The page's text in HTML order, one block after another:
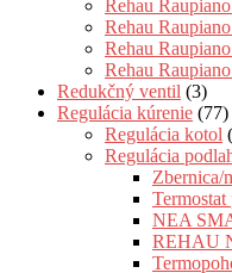
Rehau
Rehau
Rehau
Rehau
Redukčný ventil (3)
Regulácia kúrenie (77)
Regulácia kotol
Regulácia
Zbernica/
NEA
REHAU